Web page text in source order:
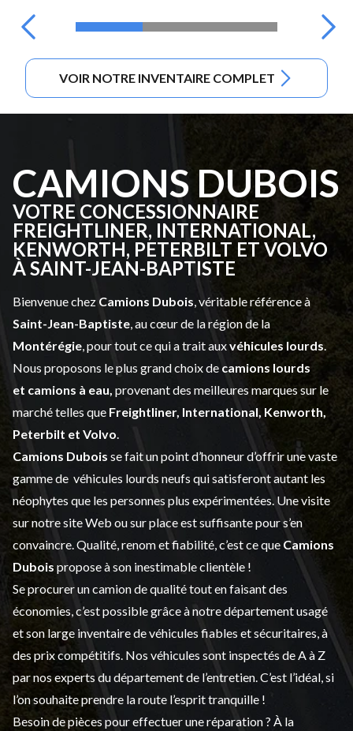
VOIR NOTRE INVENTAIRE COMPLET
CAMIONS DUBOIS
VOTRE CONCESSIONNAIRE
FREIGHTLINER, INTERNATIONAL,
KENWORTH, PETERBILT ET VOLVO
À SAINT-JEAN-BAPTISTE
Bienvenue chez Camions Dubois , véritable référence à
Saint-Jean-Baptiste , au cœur de la région de la
Montérégie , pour tout ce qui a trait auxvéhicules lourds
Nous proposons le plus grand choix de camions lourds
et camions à eau, provenant des meilleures marques sur le
marché telles que Freightliner, International, Kenworth,
Peterbilt et Volvo
Camions Dubois se fait un point d’honneur d’offrir une vaste
gamme de véhicules lourds neufs qui satisferont autant les
néophytes que les personnes plus expérimentées. Une visite
sur notre site Web ou sur place est suffisante pour s’en
convaincre. Qualité, renom et fiabilité, c’est ce que Camions
Dubois propose à son inestimable clientèle !
Se procurer un camion de qualité tout en faisant des
économies, c’est possible grâce à notredépartement usagé
et son large inventaire de véhicules fiables et sécuritaires, à
des prix compétitifs. Nos véhicules sont inspectés de A à Z
par nos experts du département de l’entretien . C’est l’idéal, si
l’on souhaite prendre la route l’esprit tranquille !
Besoin de pièces pour effectuer une réparation ? À la